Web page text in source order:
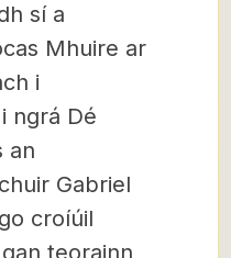
sí a
Mhuire ar
i
ngrá Dé
an
Gabriel
croíúil
teorainn